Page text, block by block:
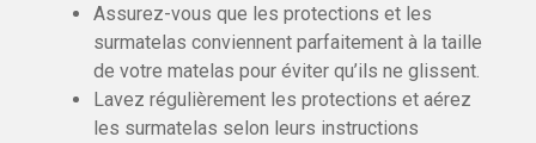
Assurez-vous que les protections et les
surmatelas conviennent parfaitement à la taille
de votre matelas pour éviter qu’ils ne glissent.
Lavez régulièrement les protections et aérez
les surmatelas selon leurs instructions